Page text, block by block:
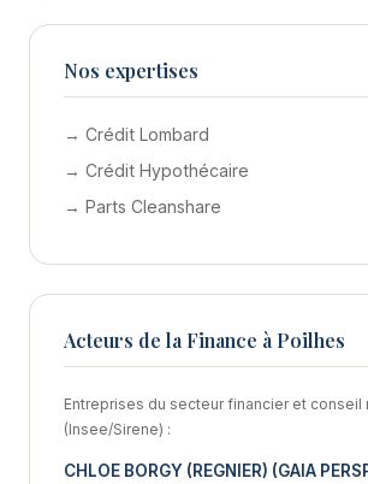
Nos expertises
→ Crédit Lombard
→ Crédit Hypothécaire
→ Parts Cleanshare
Acteurs de la Finance à Poilhes
Entreprises du secteur financier et conseil
(Insee/Sirene) :
CHLOE BORGY (REGNIER) (GAIA